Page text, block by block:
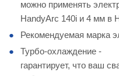
можно применять
HandyArc 140i и 4 мм в
Рекомендуемая марка
Турбо-охлаждение -
гарантирует, что ваш